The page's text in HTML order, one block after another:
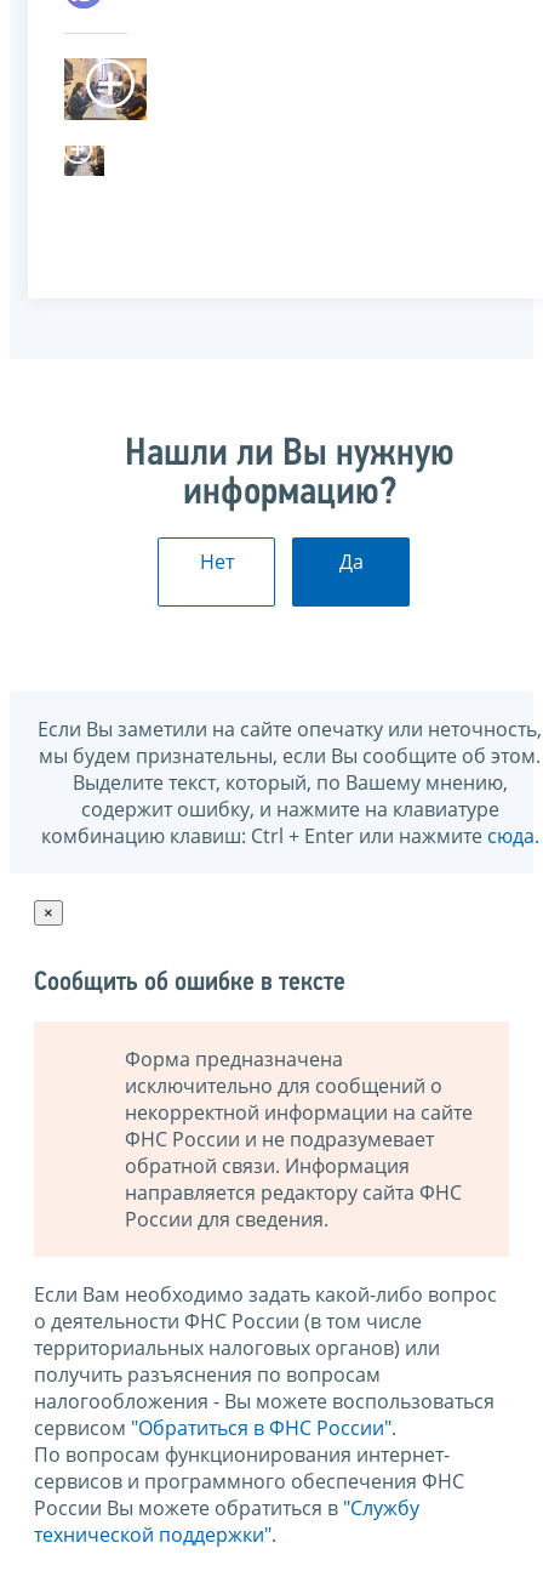
Нашли ли Вы нужную
информацию?
Нет Да
Если Вы заметили на сайте опечатку или неточность,
мы будем признательны, если Вы сообщите об этом.
Выделите текст, который, по Вашему мнению,
содержит ошибку, и нажмите на клавиатуре
комбинацию клавиш: Ctrl + Enter или нажмите сюда.
×
Сообщить об ошибке в тексте
Форма предназначена
исключительно для сообщений о
некорректной информации на сайте
ФНС России и не подразумевает
обратной связи. Информация
направляется редактору сайта ФНС
России для сведения.
Если Вам необходимо задать какой-либо вопрос
о деятельности ФНС России (в том числе
территориальных налоговых органов) или
получить разъяснения по вопросам
налогообложения - Вы можете воспользоваться
сервисом "Обратиться в ФНС России".
По вопросам функционирования интернет-
сервисов и программного обеспечения ФНС
России Вы можете обратиться в "Службу
технической поддержки".